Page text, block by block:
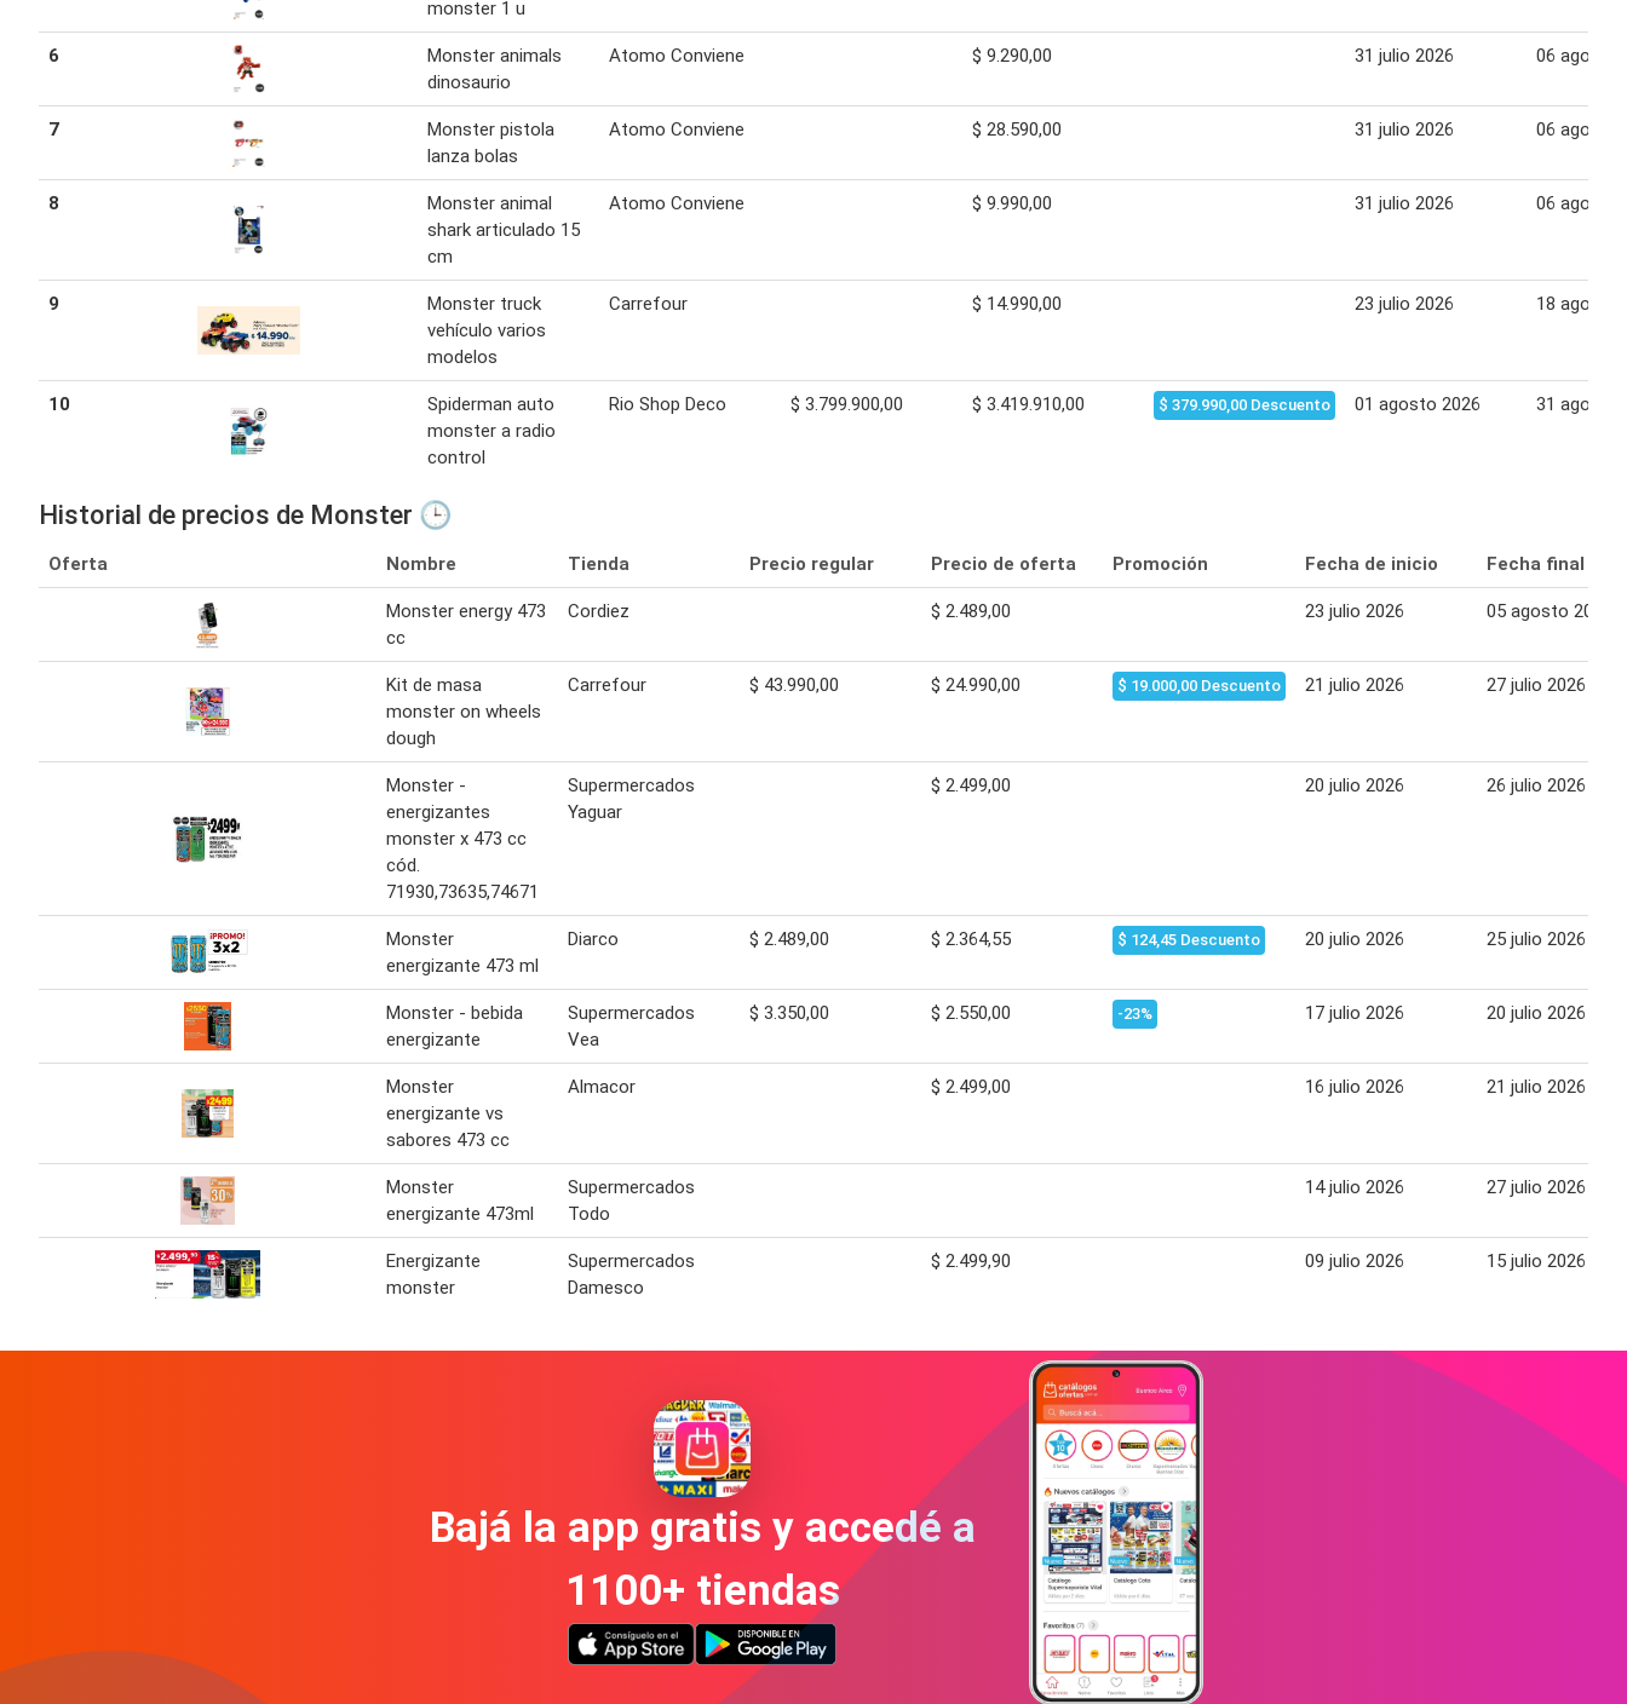
monster 1 u
6
Monster animals
dinosaurio
Atomo Conviene $ 9.290,00 31 julio 2026 06 agosto
7
Monster pistola
lanza bolas
Atomo Conviene $ 28.590,00 31 julio 2026 06 agosto
8
Monster animal
shark articulado 15
cm
Atomo Conviene $ 9.990,00 31 julio 2026 06 agosto
9
Monster truck
vehículo varios
modelos
Carrefour $ 14.990,00 23 julio 2026 18 agosto
10
Spiderman auto
monster a radio
control
Rio Shop Deco $ 3.799.900,00 $ 3.419.910,00 $ 379.990,00 Descuento 01 agosto 2026 31 agosto
Historial de precios de Monster 🕒
Oferta Nombre Tienda Precio regular Precio de oferta Promoción Fecha de inicio Fecha final
Monster energy 473
cc
Cordiez $ 2.489,00 23 julio 2026 05 agosto 2026
Kit de masa
monster on wheels
dough
Carrefour $ 43.990,00 $ 24.990,00 $ 19.000,00 Descuento 21 julio 2026 27 julio 2026
Monster -
energizantes
monster x 473 cc
cód.
71930,73635,74671
Supermercados
Yaguar
$ 2.499,00 20 julio 2026 26 julio 2026
Monster
energizante 473 ml
Diarco $ 2.489,00 $ 2.364,55 $ 124,45 Descuento 20 julio 2026 25 julio 2026
Monster - bebida
energizante
Supermercados
Vea
$ 3.350,00 $ 2.550,00 -23% 17 julio 2026 20 julio 2026
Monster
energizante vs
sabores 473 cc
Almacor $ 2.499,00 16 julio 2026 21 julio 2026
Monster
energizante 473ml
Supermercados
Todo
14 julio 2026 27 julio 2026
Energizante
monster
Supermercados
Damesco
$ 2.499,90 09 julio 2026 15 julio 2026
Bajá la app gratis y accedé a
1100+ tiendas